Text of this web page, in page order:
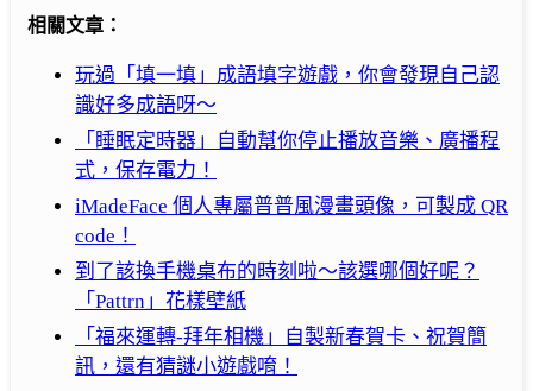
相關文章：
玩過「填一填」成語填字遊戲，你會發現自己認
識好多成語呀～
「睡眠定時器」自動幫你停止播放音樂、廣播程
式，保存電力！
iMadeFace 個人專屬普普風漫畫頭像，可製成 QR
code！
到了該換手機桌布的時刻啦～該選哪個好呢？
「Pattrn」花樣壁紙
「福來運轉-拜年相機」自製新春賀卡、祝賀簡
訊，還有猜謎小遊戲唷！